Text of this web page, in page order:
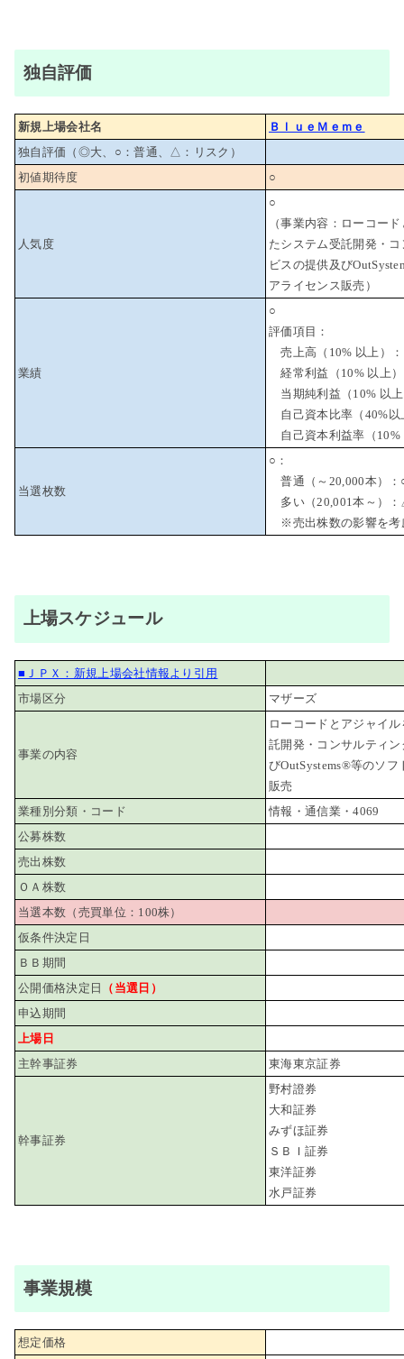
独自評価
新規上場会社名
ＢｌｕｅＭｅｍｅ
独自評価（◎大、○：普通、△：リスク）
初値期待度
○
人気度
○
（事業内容：ローコー
たシステム受託開発・
ビスの提供及び
アライセンス販売）
業績
○
評価項目：
売上高（10% 以上）
経常利益（10% 以上
当期純利益（10% 以
自己資本比率（40%
自己資本利益率（
当選枚数
○：
普通（～20,000本）
多い（20,001本～）
※売出株数の影響を考
上場スケジュール
■ＪＰＸ：新規上場会社情報より引用
市場区分
マザーズ
事業の内容
ローコードとアジャイ
託開発・コンサルティ
びOutSystems®等のソ
販売
業種別分類・コード
情報・通信業・4069
公募株数
売出株数
ＯＡ株数
当選本数（売買単位：100株）
仮条件決定日
ＢＢ期間
公開価格決定日
（当選日）
申込期間
上場日
主幹事証券
東海東京証券
幹事証券
野村證券
大和証券
みずほ証券
ＳＢＩ証券
東洋証券
水戸証券
事業規模
想定価格